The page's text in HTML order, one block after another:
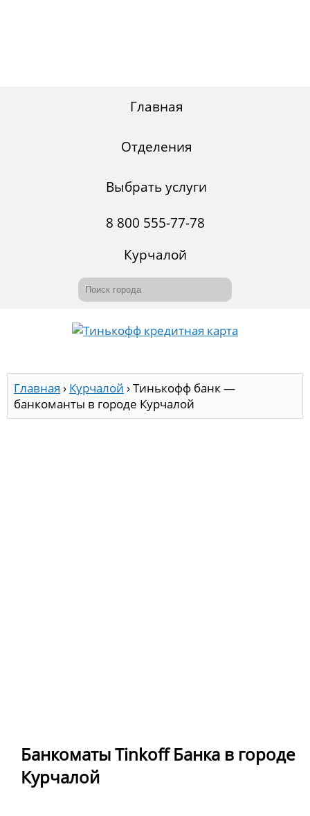
Главная
Отделения
Выбрать услуги
8 800 555-77-78
Курчалой
Главная › Курчалой ›Тинькофф банк —
банкоманты в городе Курчалой
Банкоматы Tinkoff Банка в городе
Курчалой